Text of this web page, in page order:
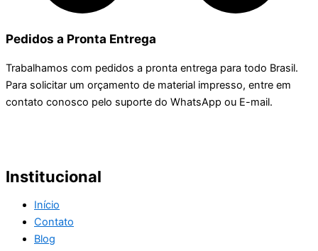
Pedidos a Pronta Entrega
Trabalhamos com pedidos a pronta entrega para todo Brasil.
Para solicitar um orçamento de material impresso, entre em
contato conosco pelo suporte do WhatsApp ou E-mail.
Institucional
Início
Contato
Blog